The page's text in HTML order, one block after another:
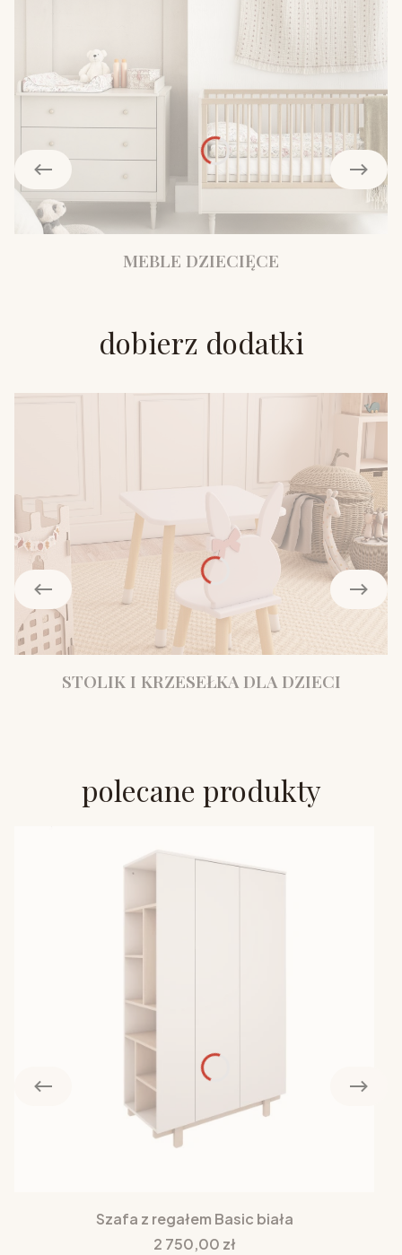
MEBLE DZIECIĘCE
dobierz dodatki
STOLIK I KRZESEŁKA DLA DZIECI
polecane produkty
Szafa z regałem Basic biała
Cena
2 750,00 zł